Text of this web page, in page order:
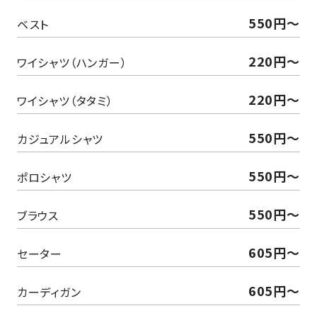
ベスト 550円～
ワイシャツ（ハンガー） 220円〜
ワイシャツ（タタミ） 220円〜
カジュアルシャツ 550円～
ポロシャツ 550円～
ブラウス 550円～
セーター 605円～
カーディガン 605円～